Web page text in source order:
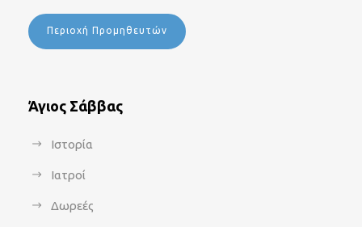
Περιοχή Προμηθευτών
Άγιος Σάββας
Ιστορία
Ιατροί
Δωρεές